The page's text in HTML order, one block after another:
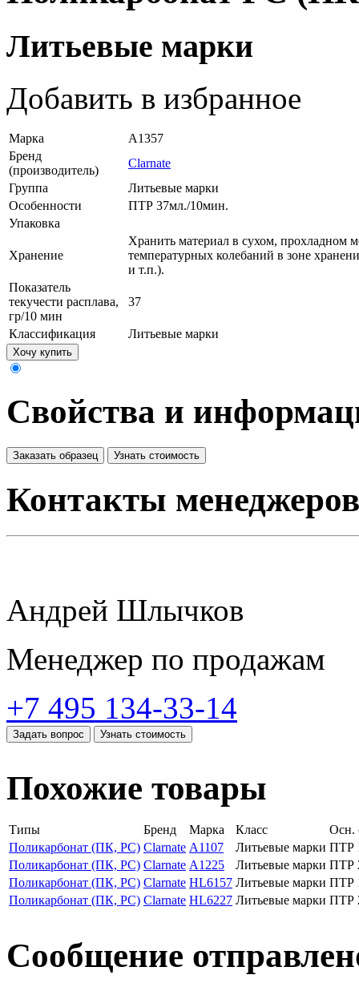
Литьевые марки
Добавить в избранное
Марка
A1357
Бренд
(производитель)
Clarnate
Группа
Литьевые марки
Особенности
ПТР 37мл./10мин.
Упаковка
Хранение
Хранить материал в сухом, прохладном
температурных колебаний в зоне
и т.п.).
Показатель
текучести расплава,
гр/10 мин
37
Классификация Литьевые марки
Хочу купить
Свойства и
Заказать образец Узнать стоимость
Контакты менеджеров
Андрей Шлычков
Менеджер по продажам
+7 495 134-33-14
Задать вопрос Узнать стоимость
Похожие товары
Типы Бренд Марка Класс
Осн.
Поликарбонат (ПК, PC) Clarnate A1107 Литьевые марки ПТР
Поликарбонат (ПК, PC) Clarnate A1225 Литьевые марки ПТР
Поликарбонат (ПК, PC) Clarnate HL6157 Литьевые марки ПТР
Поликарбонат (ПК, PC) Clarnate HL6227 Литьевые марки ПТР
Сообщение